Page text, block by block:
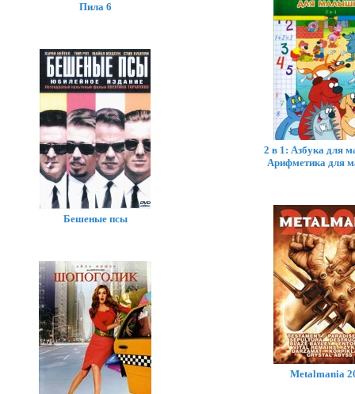
2 в 1: Азбука для
Арифметика для
Metalmania
Пила 6
Бешеные псы